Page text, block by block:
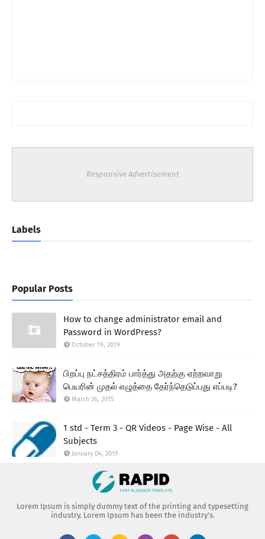
Responsive Advertisement
Labels
Popular Posts
How to change administrator email and
Password in WordPress?
October 19, 2019
பிறப்பு நட்சத்திரம் பார்த்து அதற்கு ஏற்றவாறு
பெயரின் முதல் எழுத்தை தேர்ந்தெடுப்பது எப்படி?
March 26, 2015
1 std - Term 3 - QR Videos - Page Wise - All
Subjects
January 04, 2019
Lorem Ipsum is simply dummy text of the printing and typesetting
industry. Lorem Ipsum has been the industry's.